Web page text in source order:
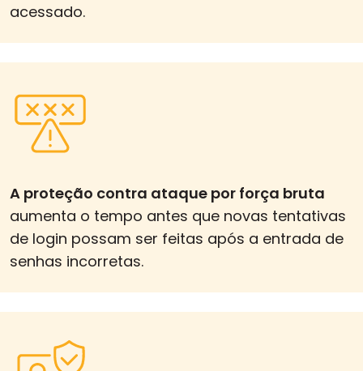
acessado.
A proteção contra ataque por força bruta
aumenta o tempo antes que novas tentativas
de login possam ser feitas após a entrada de
senhas incorretas.